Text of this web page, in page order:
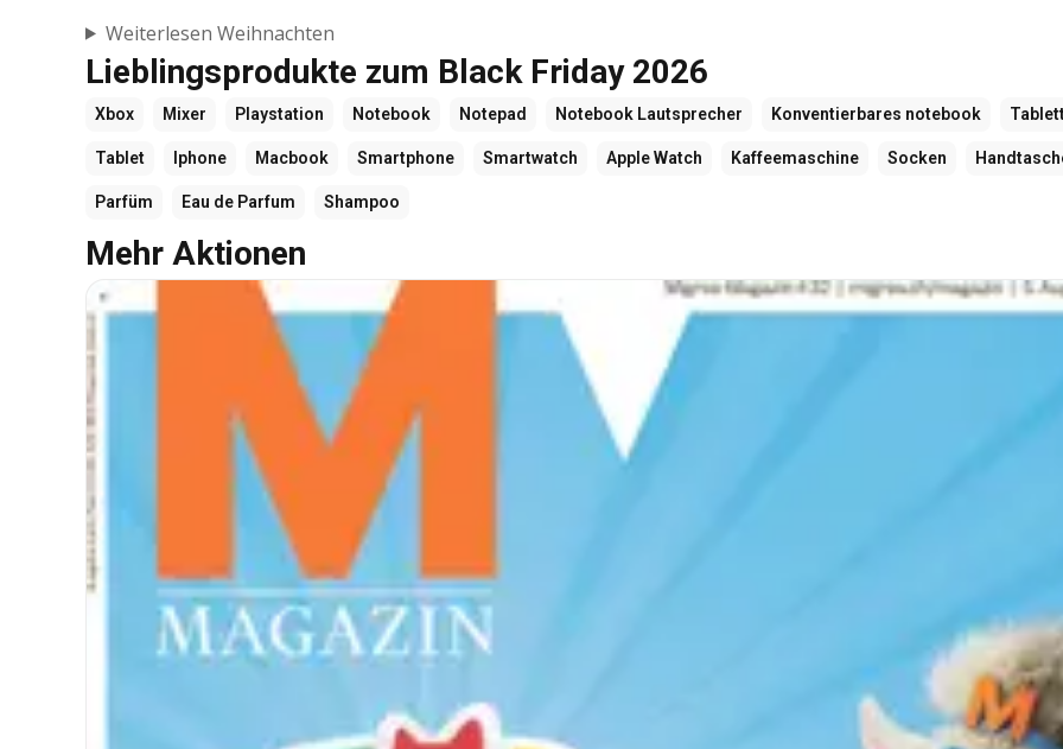
Weiterlesen Weihnachten
Lieblingsprodukte zum Black Friday 2026
Xbox Mixer Playstation Notebook Notepad Notebook Lautsprecher Konventierbares notebook
Tablet Iphone Macbook Smartphone Smartwatch Apple Watch Kaffeemaschine Socken
Parfüm Eau de Parfum Shampoo
Mehr Aktionen